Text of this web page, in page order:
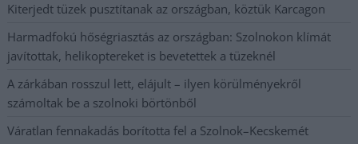
Kiterjedt tüzek pusztítanak az országban, köztük Karcagon
Harmadfokú hőségriasztás az országban: Szolnokon klímát
javítottak, helikoptereket is bevetettek a tüzeknél
A zárkában rosszul lett, elájult – ilyen körülményekről
számoltak be a szolnoki börtönből
Váratlan fennakadás borította fel a Szolnok–Kecskemét